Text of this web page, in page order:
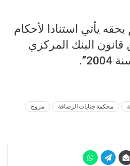
يأتي استنادا لأحكام
/1 / أ من قانون البنك المركزي
محكمة جنايات الرصافة مروج